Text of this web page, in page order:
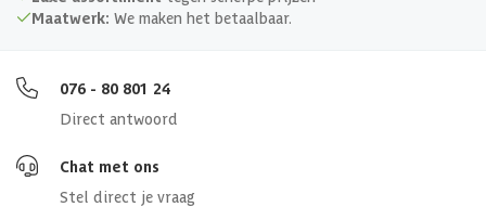
Maatwerk: We maken het betaalbaar.
076 - 80 801 24
Direct antwoord
Chat met ons
Stel direct je vraag